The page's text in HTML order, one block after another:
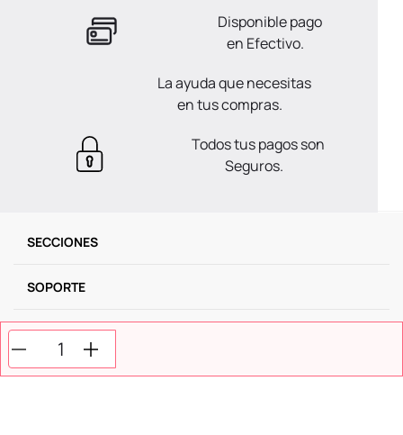
Disponible pago
en Efectivo.
La ayuda que necesitas
en tus compras.
Todos tus pagos son
Seguros.
SECCIONES
SOPORTE
SERVICIOS
NOSOTROS